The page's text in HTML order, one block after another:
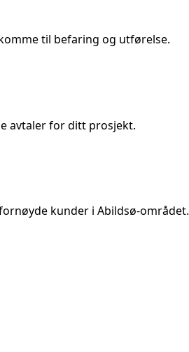
til befaring og utførelse.
avtaler for ditt prosjekt.
kunder i Abildsø-området.